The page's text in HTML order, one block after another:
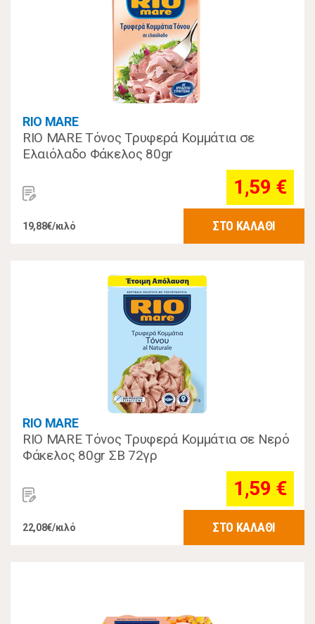
RIO MARE
RIO MARE Τόνος Τρυφερά Κομμάτια σε
Ελαιόλαδο Φάκελος 80gr
1,59 €
19,88€/κιλό ΣΤΟ ΚΑΛΑΘΙ
RIO MARE
RIO MARE Τόνος Τρυφερά Κομμάτια σε Νερό
Φάκελος 80gr ΣΒ 72γρ
1,59 €
22,08€/κιλό ΣΤΟ ΚΑΛΑΘΙ